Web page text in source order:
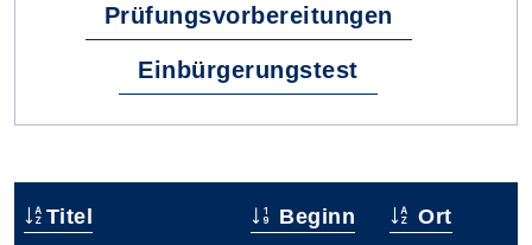
Prüfungsvorbereitungen
Einbürgerungstest
Titel Beginn Ort